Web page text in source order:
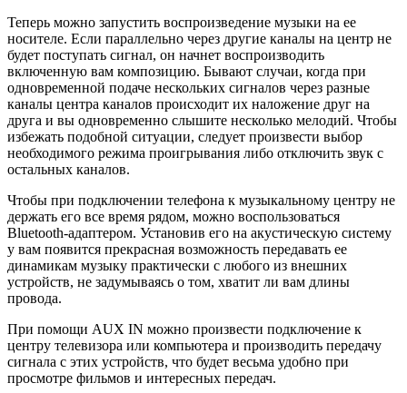
Теперь можно запустить воспроизведение музыки на ее
носителе. Если параллельно через другие каналы на центр не
будет поступать сигнал, он начнет воспроизводить
включенную вам композицию. Бывают случаи, когда при
одновременной подаче нескольких сигналов через разные
каналы центра каналов происходит их наложение друг на
друга и вы одновременно слышите несколько мелодий. Чтобы
избежать подобной ситуации, следует произвести выбор
необходимого режима проигрывания либо отключить звук с
остальных каналов.
Чтобы при подключении телефона к музыкальному центру не
держать его все время рядом, можно воспользоваться
Bluetooth-адаптером. Установив его на акустическую систему
у вам появится прекрасная возможность передавать ее
динамикам музыку практически с любого из внешних
устройств, не задумываясь о том, хватит ли вам длины
провода.
При помощи AUX IN можно произвести подключение к
центру телевизора или компьютера и производить передачу
сигнала с этих устройств, что будет весьма удобно при
просмотре фильмов и интересных передач.